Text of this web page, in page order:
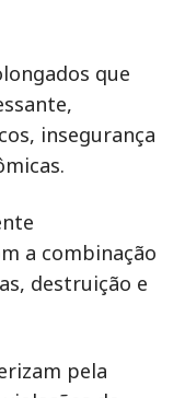
que
insegurança
a combinação
destruição e
pela